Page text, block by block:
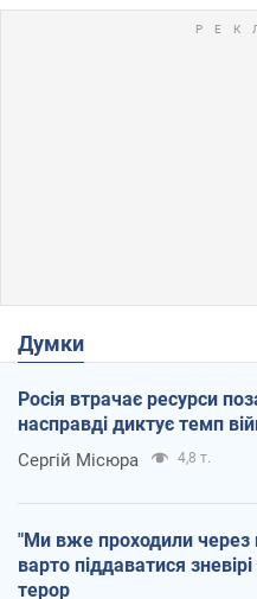
Думки
Росія втрачає ресурси
насправді диктує темп
Сергій Місюра 4,8 т.
"Ми вже проходили через
варто піддаватися
терор